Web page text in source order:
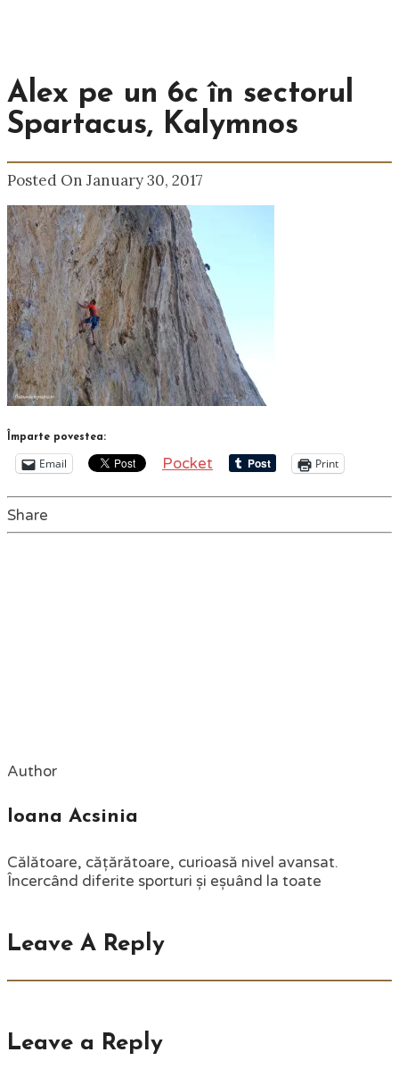
Alex pe un 6c în sectorul
Spartacus, Kalymnos
Posted On January 30, 2017
Împarte povestea:
Email Pocket Print
Share
Author
Ioana Acsinia
Călătoare, cățărătoare, curioasă nivel avansat.
Încercând diferite sporturi și eșuând la toate
Leave A Reply
Leave a Reply